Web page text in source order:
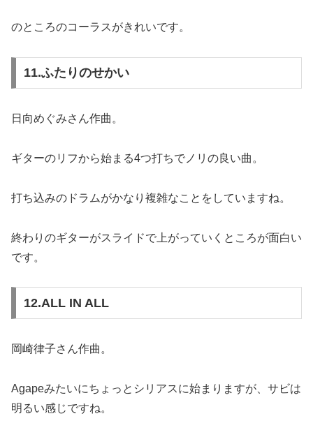
のところのコーラスがきれいです。
11.ふたりのせかい
日向めぐみさん作曲。
ギターのリフから始まる4つ打ちでノリの良い曲。
打ち込みのドラムがかなり複雑なことをしていますね。
終わりのギターがスライドで上がっていくところが面白い
です。
12.ALL IN ALL
岡崎律子さん作曲。
Agapeみたいにちょっとシリアスに始まりますが、サビは
明るい感じですね。